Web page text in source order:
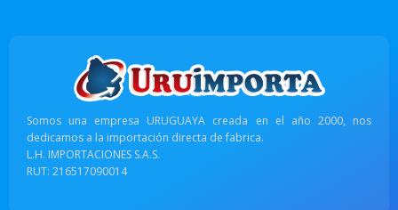
Somos una empresa URUGUAYA creada en el año 2000, nos
dedicamos a la importación directa de fabrica.
L.H. IMPORTACIONES S.A.S.
RUT: 216517090014